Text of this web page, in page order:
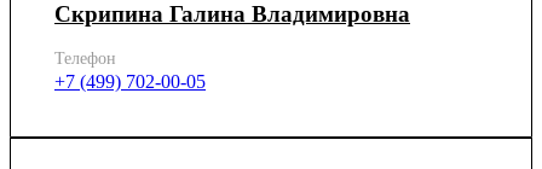
Скрипина Галина Владимировна
Телефон
+7 (499) 702-00-05